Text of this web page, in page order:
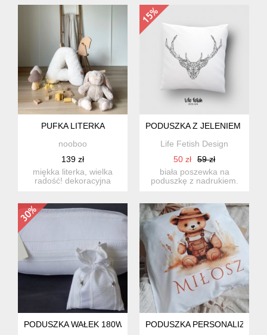
PUFKA LITERKA
nooboo
139 zł
miękka literka, wielka
radość! dekoracyjna
PODUSZKA Z JELENIEM
Life Fetish Design
50 zł
59 zł
biała poszewka na
poduszkę z nadrukiem.
PODUSZKA WAŁEK 180WLS
PODUSZKA